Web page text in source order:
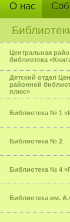
О нас
Центральная
библиотека
Детский отдел
районной
плюс»
Библиотека № 1
Библиотека № 2
Библиотека № 4
Библиотека им.